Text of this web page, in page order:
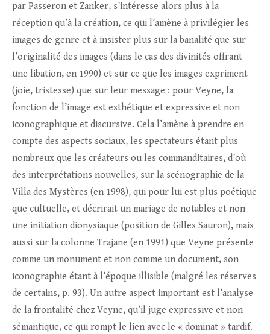
par Passeron et Zanker, s’intéresse alors plus à la
réception qu’à la création, ce qui l’amène à privilégier les
images de genre et à insister plus sur la banalité que sur
l’originalité des images (dans le cas des divinités offrant
une libation, en 1990) et sur ce que les images expriment
(joie, tristesse) que sur leur message : pour Veyne, la
fonction de l’image est esthétique et expressive et non
iconographique et discursive. Cela l’amène à prendre en
compte des aspects sociaux, les spectateurs étant plus
nombreux que les créateurs ou les commanditaires, d’où
des interprétations nouvelles, sur la scénographie de la
Villa des Mystères (en 1998), qui pour lui est plus poétique
que cultuelle, et décrirait un mariage de notables et non
une initiation dionysiaque (position de Gilles Sauron), mais
aussi sur la colonne Trajane (en 1991) que Veyne présente
comme un monument et non comme un document, son
iconographie étant à l’époque illisible (malgré les réserves
de certains, p. 93). Un autre aspect important est l’analyse
de la frontalité chez Veyne, qu’il juge expressive et non
sémantique, ce qui rompt le lien avec le « dominat » tardif.